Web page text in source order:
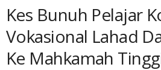
Kes Bunuh Pelajar
Vokasional Lahad
Ke Mahkamah